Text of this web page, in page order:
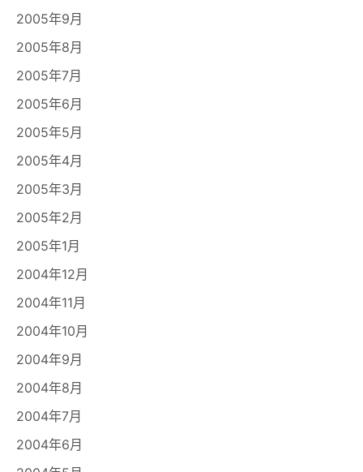
2005年9月
2005年8月
2005年7月
2005年6月
2005年5月
2005年4月
2005年3月
2005年2月
2005年1月
2004年12月
2004年11月
2004年10月
2004年9月
2004年8月
2004年7月
2004年6月